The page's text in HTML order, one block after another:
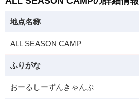
地点名称
ALL SEASON CAMP
ふりがな
おーるしーずんきゃんぷ